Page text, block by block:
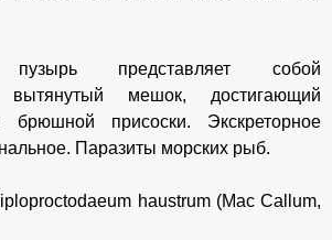
пузырь представляет собой
вытянутый мешок, достигающий
брюшной присоски. Экскреторное
Паразиты морских рыб.
haustrum (Mac Callum,